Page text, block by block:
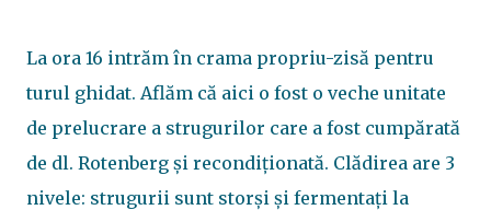
La ora 16 intrăm în crama propriu-zisă pentru
turul ghidat. Aflăm că aici o fost o veche unitate
de prelucrare a strugurilor care a fost cumpărată
de dl. Rotenberg și recondiționată. Clădirea are 3
nivele: strugurii sunt storși și fermentați la